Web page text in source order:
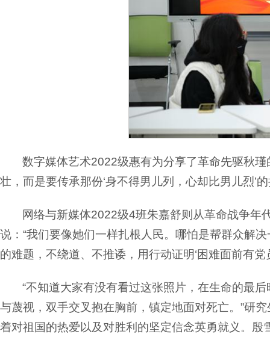
数字媒体艺术2022级惠有为分享了革命先驱秋
壮，而是要传承那份‘身不得男儿列，心却比男儿烈’的
网络与新媒体2022级4班朱嘉舒则从革命战争年
说：“我们要像她们一样扎根人民。哪怕是帮群众解
的难题，不绕道、不推诿，用行动证明‘困难面前有党
“不知道大家有没有看过这张照片，在生命的最
与蔑视，双手交叉抱在胸前，镇定地面对死亡。”研
着对祖国的热爱以及对胜利的坚定信念英勇就义。